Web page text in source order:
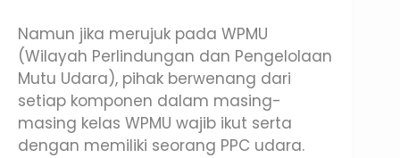
Namun jika merujuk pada WPMU
(Wilayah Perlindungan dan Pengelolaan
Mutu Udara), pihak berwenang dari
setiap komponen dalam masing-
masing kelas WPMU wajib ikut serta
dengan memiliki seorang PPC udara.